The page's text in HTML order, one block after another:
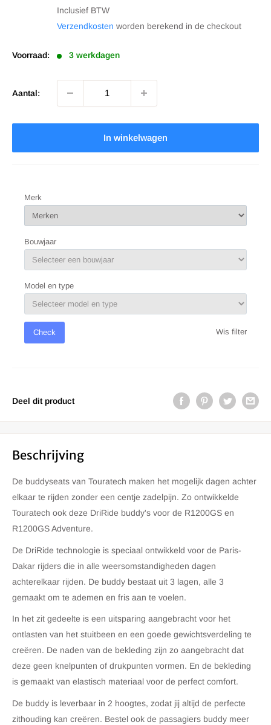
prijs
Inclusief BTW
Verzendkosten worden berekend in de checkout
Voorraad: 3 werkdagen
Aantal:
In winkelwagen
Merk
Bouwjaar
Model en type
Check Wis filter
Deel dit product
Beschrijving
De buddyseats van Touratech maken het mogelijk dagen achter
elkaar te rijden zonder een centje zadelpijn. Zo ontwikkelde
Touratech ook deze DriRide buddy's voor de R1200GS en
R1200GS Adventure.
De DriRide technologie is speciaal ontwikkeld voor de Paris-
Dakar rijders die in alle weersomstandigheden dagen
achterelkaar rijden. De buddy bestaat uit 3 lagen, alle 3
gemaakt om te ademen en fris aan te voelen.
In het zit gedeelte is een uitsparing aangebracht voor het
ontlasten van het stuitbeen en een goede gewichtsverdeling te
creëren. De naden van de bekleding zijn zo aangebracht dat
deze geen knelpunten of drukpunten vormen. En de bekleding
is gemaakt van elastisch materiaal voor de perfect comfort.
De buddy is leverbaar in 2 hoogtes, zodat jij altijd de perfecte
zithouding kan creëren. Bestel ook de passagiers buddy meer